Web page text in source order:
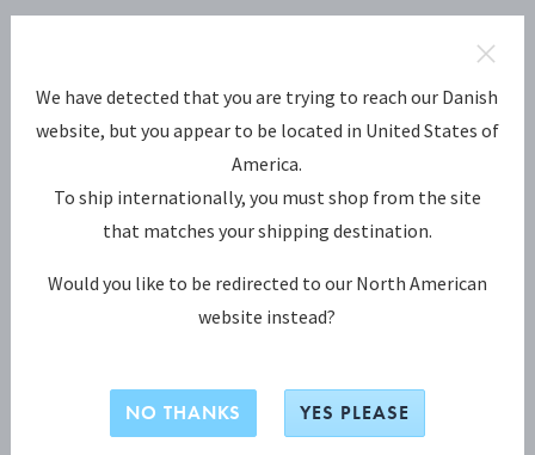
BLANKT RUSTFRIT STÅL
We have detected that you are trying to reach our Danish
website, but you appear to be located in United States of
America.
To ship internationally, you must shop from the site
that matches your shipping destination.
Would you like to be redirected to our North American
website instead?
NO THANKS YES PLEASE